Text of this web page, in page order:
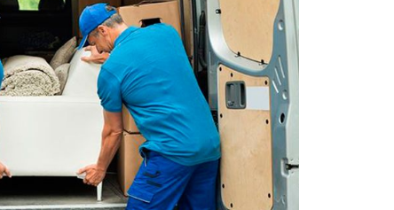
DE MUEBLES
JÁVEA SI SUS
ESTÁN EN BUEN
ESTADO